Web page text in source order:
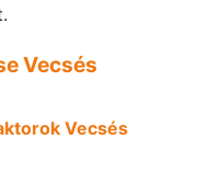
Vecsés
Vecsés